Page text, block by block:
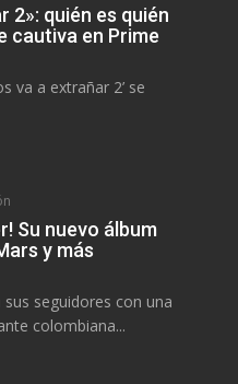
2»: quién es quién
cautiva en Prime
va a extrañar 2’ se
Su nuevo álbum
y más
seguidores con una
colombiana...